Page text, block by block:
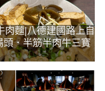
肉麵|八德建國路上自
．半筋半肉牛三寶